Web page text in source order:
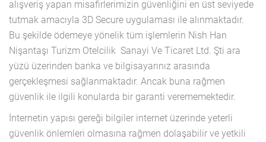
alışveriş yapan misafirlerimizin güvenliğini en üst seviyede
tutmak amacıyla 3D Secure uygulaması ile alınmaktadır.
Bu şekilde ödemeye yönelik tüm işlemlerin Nish Han
Nişantaşı Turizm Otelcilik Sanayi Ve Ticaret Ltd. Şti ara
yüzü üzerinden banka ve bilgisayarınız arasında
gerçekleşmesi sağlanmaktadır. Ancak buna rağmen
güvenlik ile ilgili konularda bir garanti verememektedir.
İnternetin yapısı gereği bilgiler internet üzerinde yeterli
güvenlik önlemleri olmasına rağmen dolaşabilir ve yetkili